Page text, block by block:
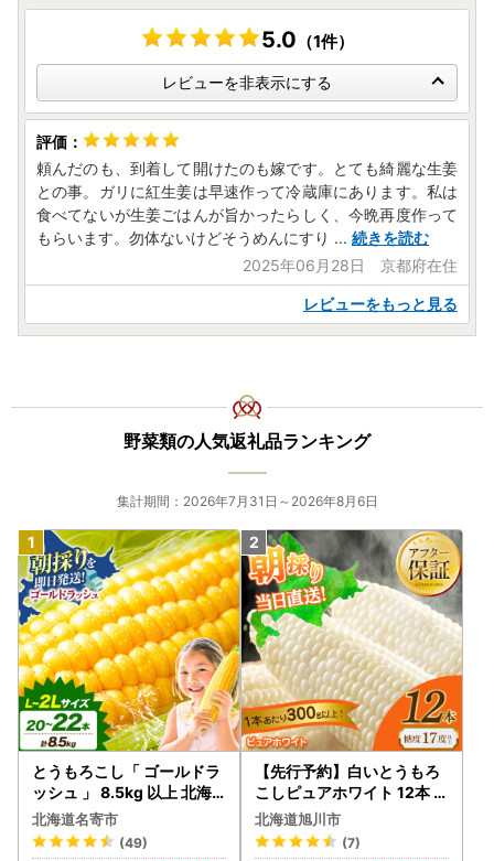
5.0 （1件）
レビューを非表示にする
頼んだのも、到着して開けたのも嫁です。とても綺麗な生姜
との事。ガリに紅生姜は早速作って冷蔵庫にあります。私は
食べてないが生姜ごはんが旨かったらしく、今晩再度作って
もらいます。勿体ないけどそうめんにすり ... 続きを読む
2025年06月28日 京都府在住
レビューをもっと見る
野菜類の人気返礼品ランキング
集計期間：2026年7月31日～2026年8月6日
とうもろこし「 ゴールドラ
ッシュ 」 8.5kg 以上 北海
道 名寄 スイートコーン
北海道名寄市
(49)
【先行予約】白いとうもろ
こしピュアホワイト 12本 3.
6kg（2026年8月下旬から
発送開始） とうもろこし
北海道旭川市
(7)